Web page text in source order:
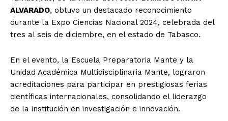
ALVARADO, obtuvo un destacado reconocimiento
durante la Expo Ciencias Nacional 2024, celebrada del
tres al seis de diciembre, en el estado de Tabasco.
En el evento, la Escuela Preparatoria Mante y la
Unidad Académica Multidisciplinaria Mante, lograron
acreditaciones para participar en prestigiosas ferias
científicas internacionales, consolidando el liderazgo
de la institución en investigación e innovación.